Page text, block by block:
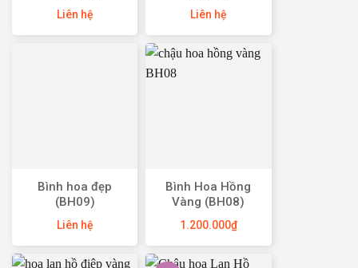
Liên hệ Liên hệ
Bình hoa đẹp
(BH09)
Liên hệ
Bình Hoa Hồng
Vàng (BH08)
1.200.000₫